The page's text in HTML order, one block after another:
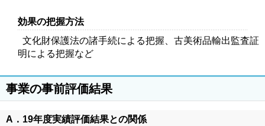
効果の把握方法
文化財保護法の諸手続による把握、古美術品輸出監査証
明による把握など
事業の事前評価結果
A．19年度実績評価結果との関係